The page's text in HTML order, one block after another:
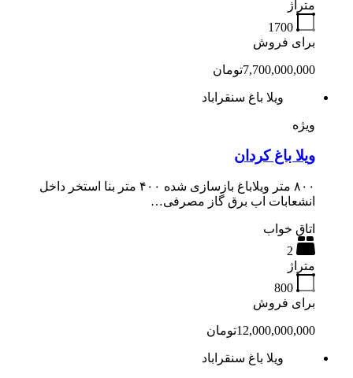
متراژ
1700
برای فروش
7,700,000,000تومان
ویلا باغ سنقراباد
ویژه
ویلا باغ کردان
۸۰۰ متر ویلاباغ بازسازی شده ۴۰۰ متر بنا استخر داخل
انشعابات اب برق گاز مصرفی…
اتاق خواب
2
متراژ
800
برای فروش
12,000,000,000تومان
ویلا باغ سنقراباد